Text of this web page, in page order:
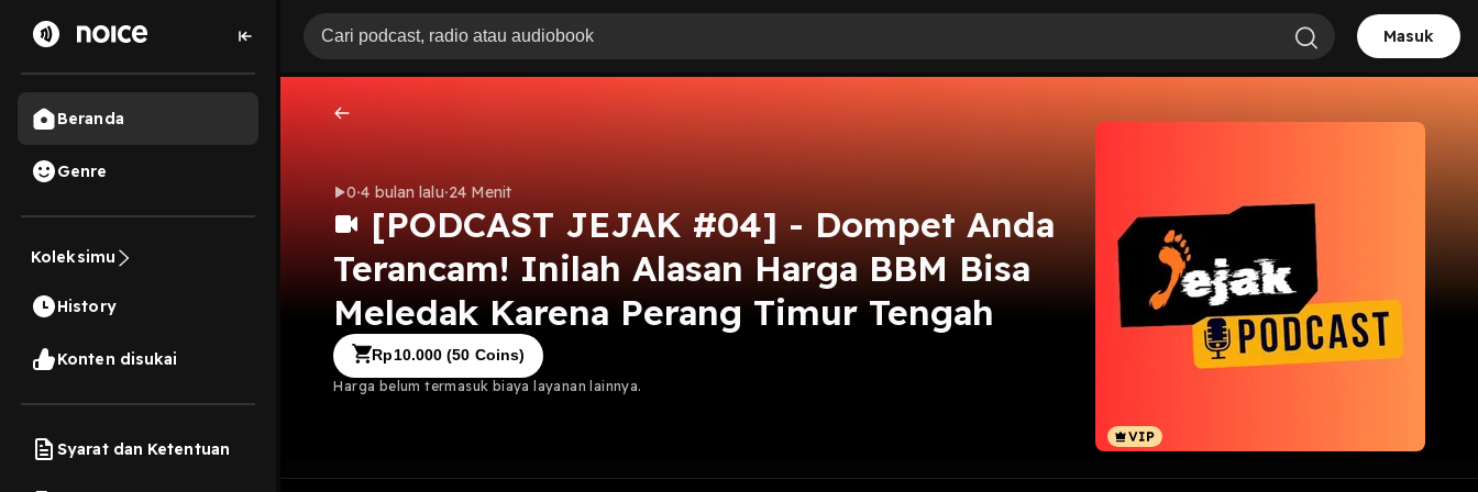
Beranda
Genre
Koleksimu
History
Konten disukai
Syarat dan Ketentuan
Masuk
0 4 bulan lalu 24 Menit
[PODCAST JEJAK #04] - Dompet Anda
Terancam! Inilah Alasan Harga BBM Bisa
Meledak Karena Perang Timur Tengah
Rp10.000 (50 Coins)
Harga belum termasuk biaya layanan lainnya.